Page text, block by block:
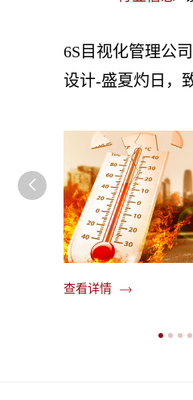
6S目视化管理公
设计-盛夏灼日，
查看详情